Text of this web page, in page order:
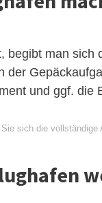
man sich
der
und ggf. die
Sie sich die vollständige